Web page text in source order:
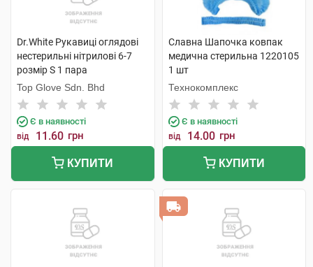
Dr.White Рукавиці оглядові
нестерильні нітрилові 6-7
розмір S 1 пара
Top Glove Sdn. Bhd
Є в наявності
від 11.60 грн
КУПИТИ
Славна Шапочка ковпак
медична стерильна 1220105
1 шт
Технокомплекс
Є в наявності
від 14.00 грн
КУПИТИ